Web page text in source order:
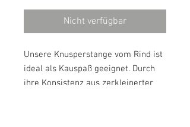
Nicht verfügbar
Unsere Knusperstange vom Rind ist
ideal als Kauspaß geeignet. Durch
ihre Konsistenz aus zerkleinerter